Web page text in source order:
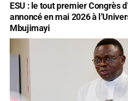
ESU : le tout premier Congrès
annoncé en mai 2026 à
Mbujimayi